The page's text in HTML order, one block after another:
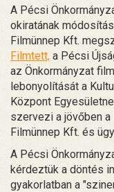
A Pécsi
okiratának
Filmünnep Kft.
Filmtett, a Pécsi
az Önkormányzat
lebonyolítását a
Központ
szervezi a jövőben
Filmünnep Kft. és
A Pécsi
kérdeztük a döntés
gyakorlatban a